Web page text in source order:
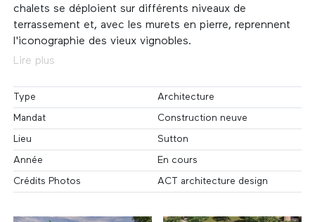
chalets se déploient sur différents niveaux de
terrassement et, avec les murets en pierre, reprennent
l'iconographie des vieux vignobles.
Lire plus
Type Architecture
Mandat Construction neuve
Lieu Sutton
Année En cours
Crédits Photos ACT architecture design